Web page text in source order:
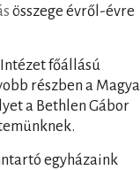
összege évről-évre
főállású
részben a
a Bethlen Gábor
egyházaink